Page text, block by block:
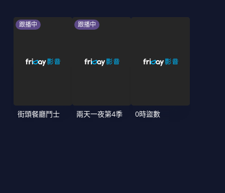
跟播中
街頭餐廳鬥士
跟播中
兩天一夜第4季 0時盜數